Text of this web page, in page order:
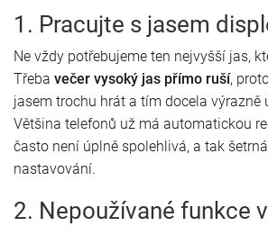
1. Pracujte s jasem
Ne vždy potřebujeme ten nejvyšší jas,
Třeba večer vysoký jas přímo ruší,
jasem trochu hrát a tím docela výrazně
Většina telefonů už má automatickou
často není úplně spolehlivá, a tak
nastavování.
2. Nepoužívané funkce